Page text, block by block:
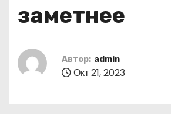
заметнее
Автор: admin
Окт 21, 2023